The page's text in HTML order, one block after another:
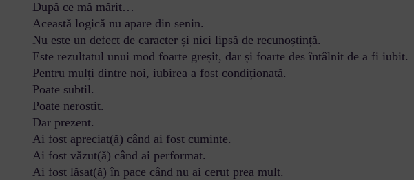
După ce mă mărit…
Această logică nu apare din senin.
Nu este un defect de caracter și nici lipsă de recunoștință.
Este rezultatul unui mod foarte greșit, dar și foarte des întâlnit de a fi iubit.
Pentru mulți dintre noi, iubirea a fost condiționată.
Poate subtil.
Poate nerostit.
Dar prezent.
Ai fost apreciat(ă) când ai fost cuminte.
Ai fost văzut(ă) când ai performat.
Ai fost lăsat(ă) în pace când nu ai cerut prea mult.